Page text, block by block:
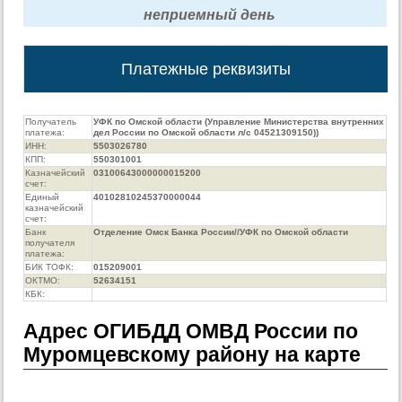
неприемный день
Платежные реквизиты
Получатель
платежа:
УФК по Омской области (Управление Министерства внутренних
дел России по Омской области л/с 04521309150))
ИНН:
5503026780
КПП:
550301001
Казначейский
счет:
03100643000000015200
Единый
казначейский
счет:
40102810245370000044
Банк
получателя
платежа:
Отделение Омск Банка России//УФК по Омской области
БИК ТОФК:
015209001
ОКТМО:
52634151
КБК:
Адрес ОГИБДД ОМВД России по
Муромцевскому району на карте